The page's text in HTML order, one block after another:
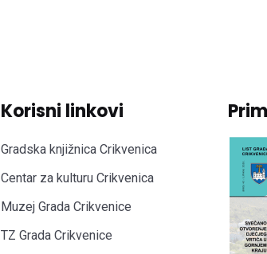
Korisni linkovi
Gradska knjižnica Crikvenica
Centar za kulturu Crikvenica
Muzej Grada Crikvenice
TZ Grada Crikvenice